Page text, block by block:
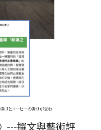
---撰文與藝術評